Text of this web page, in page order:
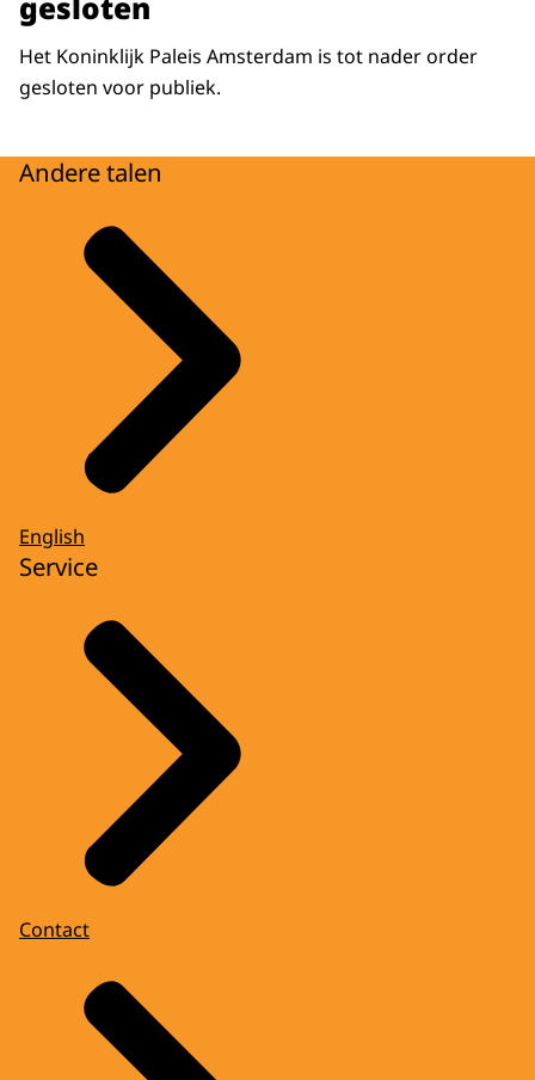
Het Koninklijk Paleis Amsterdam is tot nader order
gesloten voor publiek.
Andere talen
English
Service
Contact